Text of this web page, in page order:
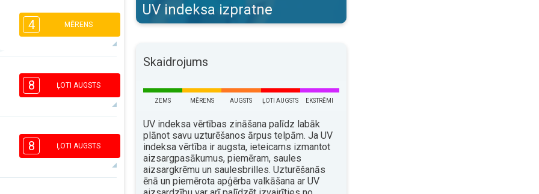
4 MĒRENS
16:00
1
18:00
8 ĻOTI AUGSTS
5
16:00
1
30°maks.
8 ĻOTI AUGSTS
UV indeksa izpratne
Skaidrojums
ZEMS MĒRENS AUGSTS ĻOTI AUGSTS EKSTRĒMI
UV indeksa vērtības zināšana palīdz labāk
plānot savu uzturēšanos ārpus telpām. Ja UV
indeksa vērtība ir augsta, ieteicams izmantot
aizsargpasākumus, piemēram, saules
aizsargkrēmu un saulesbrilles. Uzturēšanās
ēnā un piemērota apģērba valkāšana ar UV